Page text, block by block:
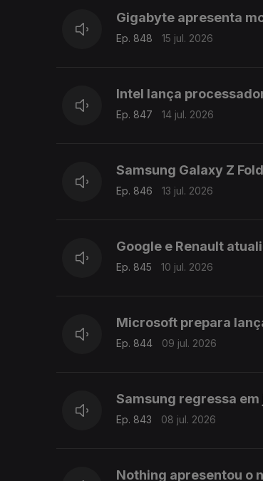
Gigabyte apresenta
Ep. 848 15 jul. 2026
Intel lança
Ep. 847 14 jul. 2026
Samsung Galaxy Z
Ep. 846 13 jul. 2026
Google e Renault
Ep. 845 10 jul. 2026
Microsoft prepara
Ep. 844 09 jul. 2026
Samsung regressa em
Ep. 843 08 jul. 2026
Nothing apresentou o